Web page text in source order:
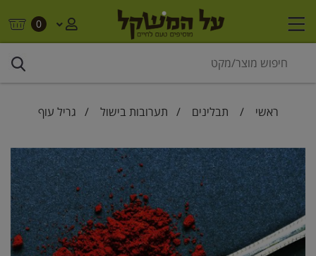
0
ראשי / תבלינים / תערובות בישול / גריל עוף